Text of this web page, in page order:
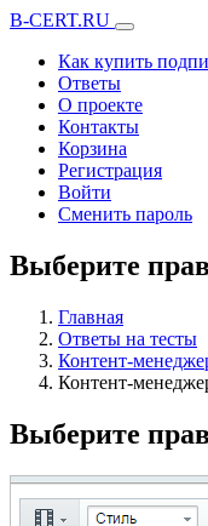
B-CERT.RU
Как купить
Ответы
О проекте
Контакты
Корзина
Регистрация
Войти
Сменить пароль
Bыберите
Главная
Ответы на тесты
Контент-
Контент-
Bыберите